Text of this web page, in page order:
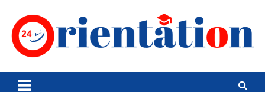
content
Orientation24
Emploi et Orientation au Maroc